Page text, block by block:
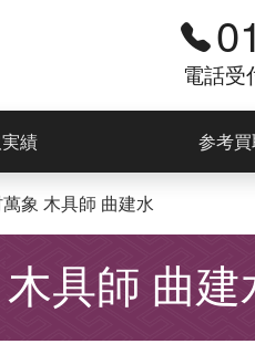
績 参考
電話受
象 木具師 曲建水
具師 曲建